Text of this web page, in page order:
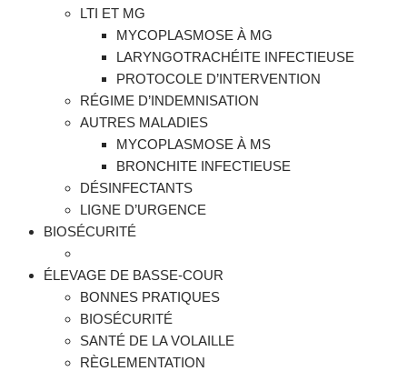
LTI ET MG
MYCOPLASMOSE À MG
LARYNGOTRACHÉITE INFECTIEUSE
PROTOCOLE D’INTERVENTION
RÉGIME D’INDEMNISATION
AUTRES MALADIES
MYCOPLASMOSE À MS
BRONCHITE INFECTIEUSE
DÉSINFECTANTS
LIGNE D’URGENCE
BIOSÉCURITÉ
ÉLEVAGE DE BASSE-COUR
BONNES PRATIQUES
BIOSÉCURITÉ
SANTÉ DE LA VOLAILLE
RÈGLEMENTATION